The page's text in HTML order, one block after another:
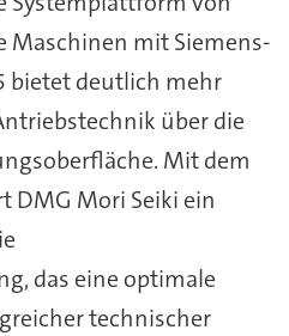
Maschinen mit Siemens-
bietet deutlich mehr
über die
Mit dem
DMG Mori Seiki ein
das eine optimale
technischer